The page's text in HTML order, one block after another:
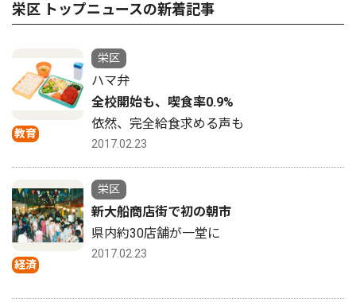
栄区 トップニュースの新着記事
教育
栄区
ハマ弁
全校開始も、喫食率0.9%
依然、完全給食求める声も
2017.02.23
経済
栄区
新大船商店街で初の朝市
県内約30店舗が一堂に
2017.02.23